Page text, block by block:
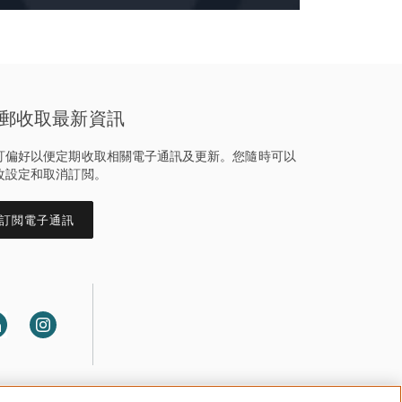
收取最新資訊
偏好以便定期收取相關電子通訊及更新。您隨時可以
設定和取消訂閲。
閲電子通訊